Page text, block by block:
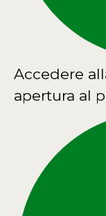
Accedere
apertura al